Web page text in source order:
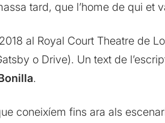
tard, que l’home de qui et
al Royal Court Theatre de
o Drive). Un text de
.
coneixíem fins ara als